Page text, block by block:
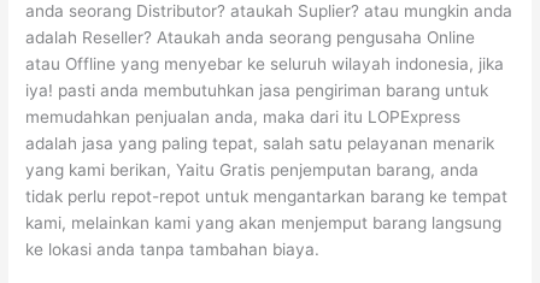
anda seorang Distributor? ataukah Suplier? atau mungkin anda
adalah Reseller? Ataukah anda seorang pengusaha Online
atau Offline yang menyebar ke seluruh wilayah indonesia, jika
iya! pasti anda membutuhkan jasa pengiriman barang untuk
memudahkan penjualan anda, maka dari itu LOPExpress
adalah jasa yang paling tepat, salah satu pelayanan menarik
yang kami berikan, Yaitu Gratis penjemputan barang, anda
tidak perlu repot-repot untuk mengantarkan barang ke tempat
kami, melainkan kami yang akan menjemput barang langsung
ke lokasi anda tanpa tambahan biaya.